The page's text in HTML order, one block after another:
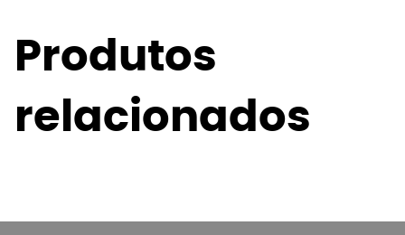
Produtos
relacionados